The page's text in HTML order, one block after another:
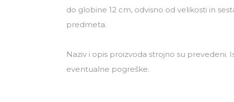
do globine 12 cm, odvisno od velikosti in
predmeta.
Naziv i opis proizvoda strojno su prevedeni.
eventualne pogreške.